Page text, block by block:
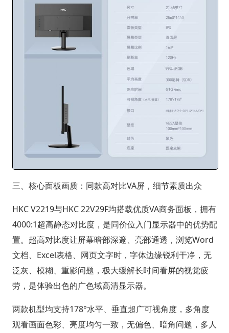
三、核心面板画质：同款高对比VA屏，细节素质出众
HKC V2219与HKC 22V29F均搭载优质VA商务面板，拥有
4000:1超高静态对比度，是同价位入门显示器中的优势配
置。超高对比度让屏幕暗部深邃、亮部通透，浏览Word
文档、Excel表格、网页文字时，字体边缘锐利干净，无
泛灰、模糊、重影问题，极大缓解长时间看屏的视觉疲
劳，是体验出色的广色域高清显示器。
两款机型均支持178°水平、垂直超广可视角度，多角度
观看画面色彩、亮度均匀一致，无偏色、暗角问题，多人